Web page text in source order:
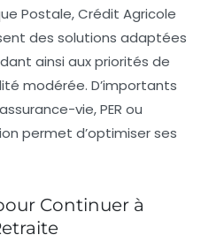
Postale,Crédit Agricole
des solutions adaptées
ainsi aux priorités de
modérée. D’importants
assurance-vie,PER ou
permet d’optimiser ses
Continuer à